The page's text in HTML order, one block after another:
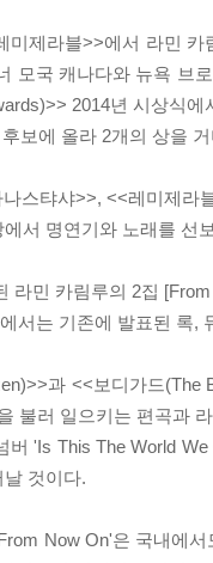
미제라블>>에서 라민
모국 캐나다와 뉴욕 브
2014년 시상식
보에 올라 2개의 상을
스탸샤>>, <<레미제
서 명연기와 노래를 선
라민 카림루의 2집
서는 기존에 발표된 록,
과 <<보디가드(The
불러 일으키는 편곡과
'Is This The World
것이다.
Now On'은 국내에